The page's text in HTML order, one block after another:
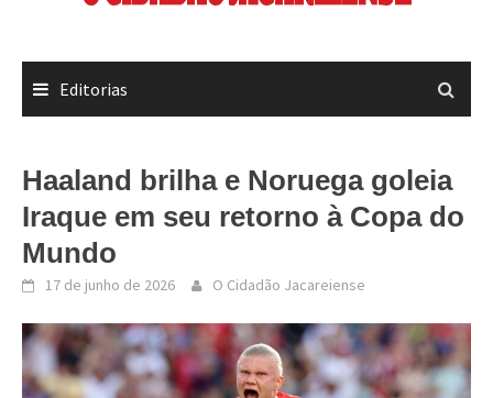
Editorias
Haaland brilha e Noruega goleia
Iraque em seu retorno à Copa do
Mundo
17 de junho de 2026 O Cidadão Jacareiense